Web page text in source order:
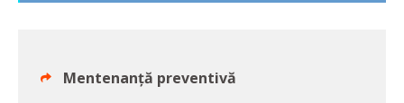
Mentenanță preventivă